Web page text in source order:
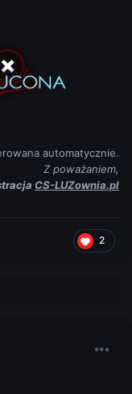
automatycznie.
Z poważaniem,
CS-LUZownia.pl
2